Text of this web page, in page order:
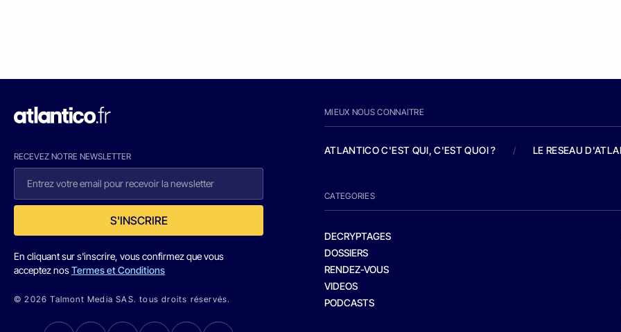
RECEVEZ NOTRE NEWSLETTER
S'INSCRIRE
En cliquant sur s'inscrire, vous confirmez que vous
acceptez nosTermes et Conditions
© 2026 Talmont Media SAS. tous droits réservés.
MIEUX NOUS CONNAITRE
ATLANTICO C'EST QUI, C'EST QUOI ? / LE RESEAU
CATEGORIES
DECRYPTAGES
DOSSIERS
RENDEZ-VOUS
VIDEOS
PODCASTS